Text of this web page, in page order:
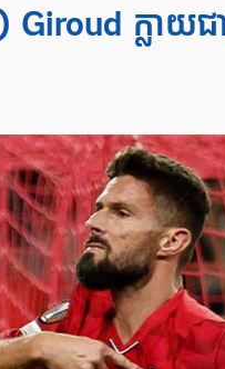
Giroud ក្លាយ​